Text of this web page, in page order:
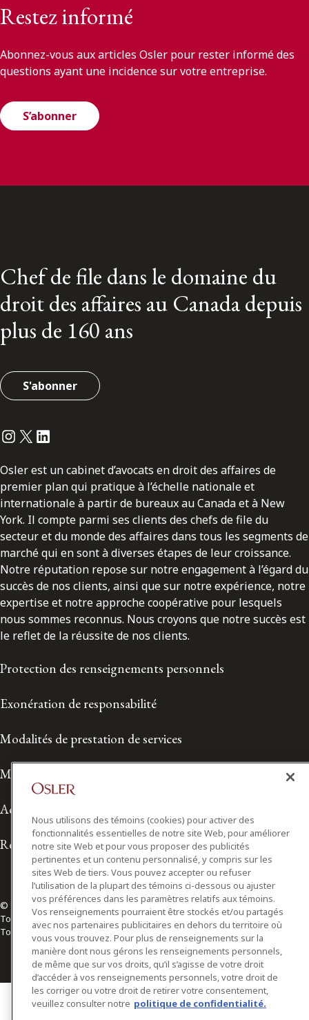
Restez informé
Abonnez-vous aux articles Osler pour rester informé des
questions ayant une incidence sur votre entreprise.
S’abonner
Chef de file dans le domaine du
droit des affaires au Canada depuis
plus de 160 ans
S'abonner
Instagram
Twitter
LinkedIn
Osler est un cabinet d’avocats en droit des affaires de
premier plan qui pratique à l’échelle nationale et
internationale à partir de bureaux au Canada et à New
York. Il compte parmi ses clients des chefs de file du
secteur et du monde des affaires dans tous les segments de
marché qui en sont à diverses étapes de leur croissance.
Notre réputation repose sur notre engagement à l’égard du
succès de nos clients, ainsi que sur notre expérience, notre
expertise et notre approche coopérative pour lesquels
nous sommes reconnus. Nous croyons que notre succès est
le reflet de la réussite de nos clients.
Protection des renseignements personnels
Exonération de responsabilité
Modalités de prestation de services
Modalités d'utilisation
Accessibilité
Relations avec les médias
© 2026 Osler, Hoskin & Harcourt S.E.N.C.R.L./s.r.l.
Tous droits réservés
Toronto | Montréal | Calgary | Vancouver | Ottawa | New York
Nous utilisons des témoins (cookies) pour activer des
fonctionnalités essentielles de notre site Web, pour améliorer
notre site Web et pour vous proposer des publicités
pertinentes et un contenu personnalisé, y compris sur les
sites Web de tiers. Vous pouvez accepter ou refuser
l’utilisation de la plupart des témoins ci-dessous ou ajuster
vos préférences dans les paramètres relatifs aux témoins.
Vos renseignements pourraient être stockés et/ou partagés
avec nos partenaires publicitaires en dehors du territoire où
vous vous trouvez. Pour plus de renseignements sur la
manière dont nous gérons les renseignements personnels,
de même que sur vos droits, qu’il s’agisse de votre droit
d’accéder à vos renseignements personnels, votre droit de
les corriger ou votre droit de retirer votre consentement,
veuillez consulter notre politique de confidentialité.